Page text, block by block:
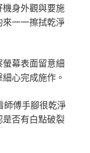
身外觀與要施
一一擦拭乾淨
幕表面留意細
心完成施作。
師傅手腳很乾淨
否有白點破裂